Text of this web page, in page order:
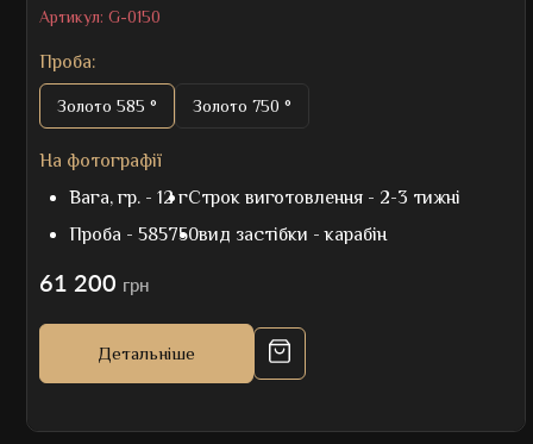
Артикул: G-0150
Проба:
Золото 585 ° Золото 750 °
На фотографії
Вага, гр. - 12 гСтрок виготовлення - 2-3 тижні
Проба - 585750вид застібки -карабін
61 200 грн
Детальніше